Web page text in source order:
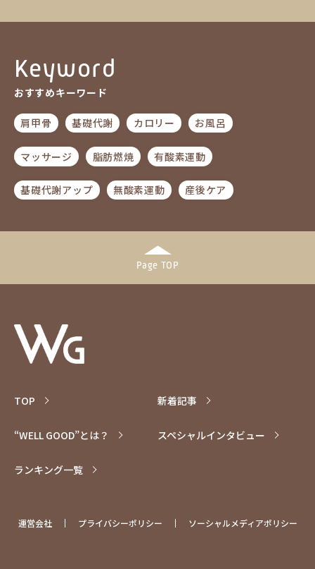
Keyword
おすすめキーワード
肩甲骨 基礎代謝 カロリー お風呂
マッサージ 脂肪燃焼 有酸素運動
基礎代謝アップ 無酸素運動 産後ケア
Page TOP
TOP 新着記事
“WELL GOOD”とは？ スペシャルインタビュー
ランキング一覧
運営会社 プライバシーポリシー ソーシャルメディアポリシー